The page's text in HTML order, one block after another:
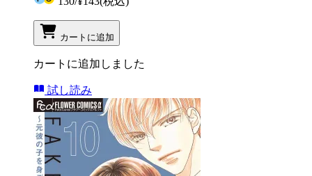
カートに追加
カートに追加しました
試し読み